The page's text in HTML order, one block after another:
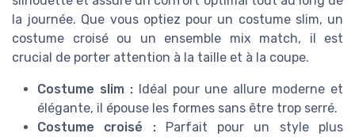
la journée. Que vous optiez pour un costume slim, un
costume croisé ou un ensemble mix match, il est
crucial de porter attention à la taille et à la coupe.
Costume slim :Idéal pour une allure moderne et
élégante, il épouse les formes sans être trop serré.
Costume croisé :Parfait pour un style plus